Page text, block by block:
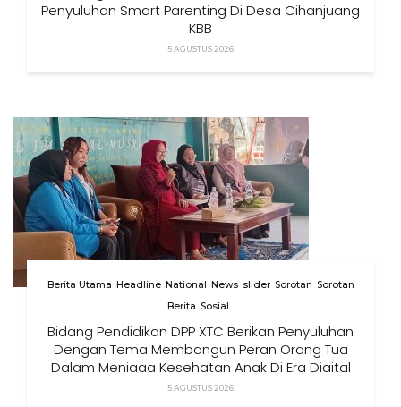
Penyuluhan Smart Parenting Di Desa Cihanjuang
KBB
5 AGUSTUS 2026
Berita Utama Headline National News slider Sorotan Sorotan
Berita Sosial
Bidang Pendidikan DPP XTC Berikan Penyuluhan
Dengan Tema Membangun Peran Orang Tua
Dalam Menjaga Kesehatan Anak Di Era Digital
5 AGUSTUS 2026